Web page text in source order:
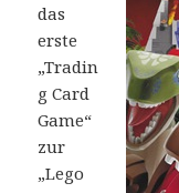
das
erste
„Tradin
g Card
Game“
zur
„Lego